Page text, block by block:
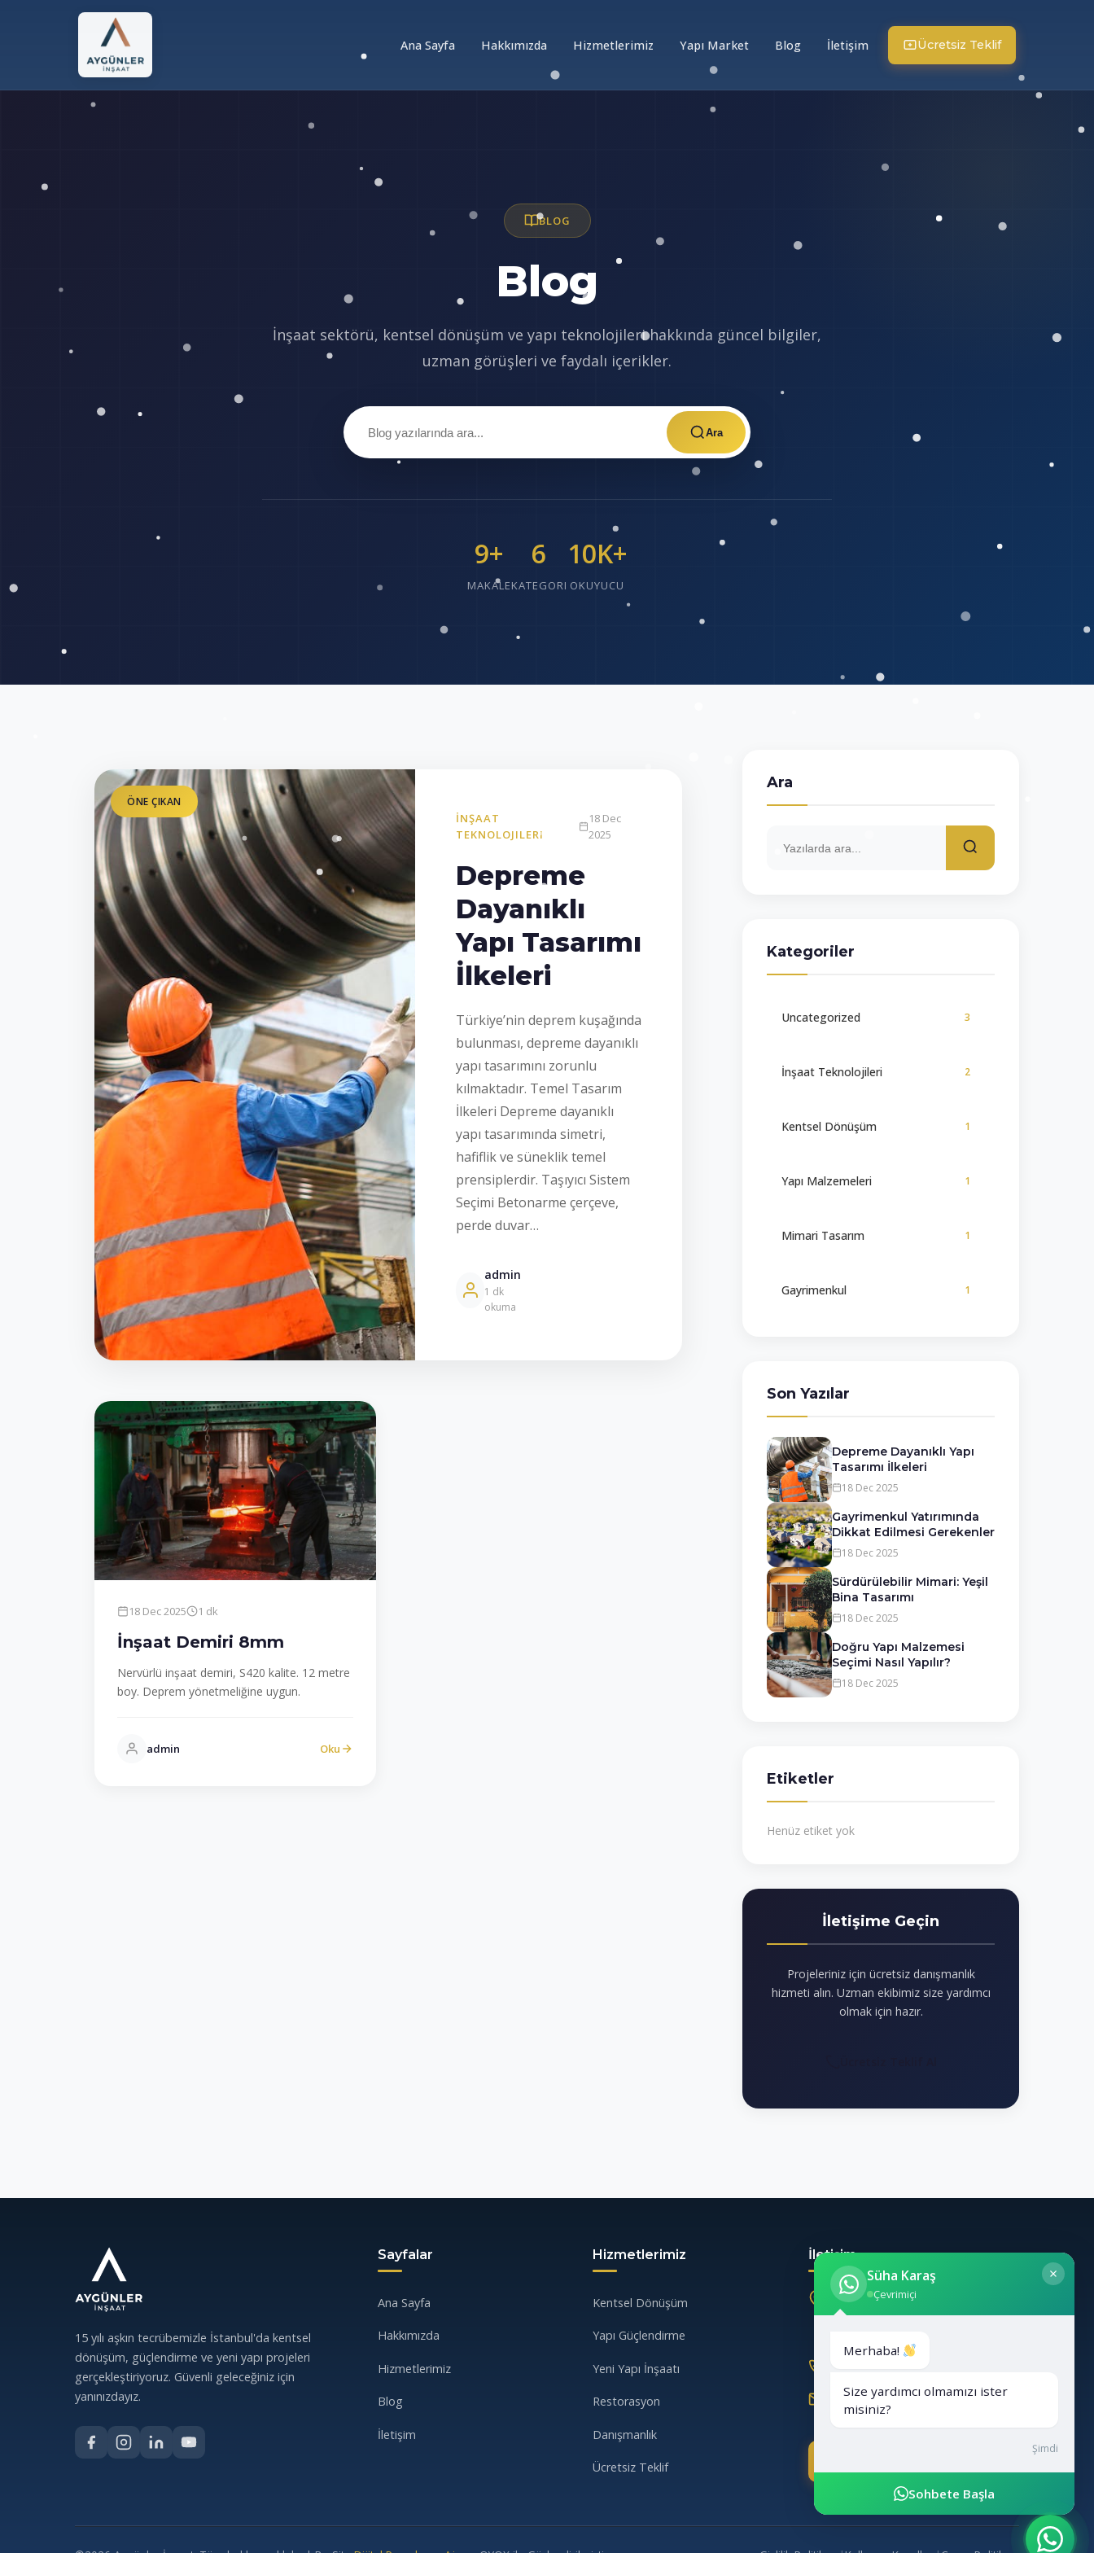
Ana Sayfa Hakkımızda Hizmetlerimiz Yapı Market Blog İletişim Ücretsiz Teklif
BLOG
Blog
İnşaat sektörü, kentsel dönüşüm ve yapı teknolojileri hakkında güncel bilgiler,
uzman görüşleri ve faydalı içerikler.
Ara
9+
MAKALE
6
KATEGORI
10K+
OKUYUCU
ÖNE ÇIKAN
İNŞAAT
TEKNOLOJILERI
18 Dec
2025
Depreme
Dayanıklı
Yapı Tasarımı
İlkeleri
Türkiye’nin deprem kuşağında
bulunması, depreme dayanıklı
yapı tasarımını zorunlu
kılmaktadır. Temel Tasarım
İlkeleri Depreme dayanıklı
yapı tasarımında simetri,
hafiflik ve süneklik temel
prensiplerdir. Taşıyıcı Sistem
Seçimi Betonarme çerçeve,
perde duvar…
admin
1 dk
okuma
18 Dec 2025 1 dk
İnşaat Demiri 8mm
Nervürlü inşaat demiri, S420 kalite. 12 metre
boy. Deprem yönetmeliğine uygun.
admin Oku
Ara
Kategoriler
Uncategorized 3
İnşaat Teknolojileri 2
Kentsel Dönüşüm 1
Yapı Malzemeleri 1
Mimari Tasarım 1
Gayrimenkul 1
Son Yazılar
Depreme Dayanıklı Yapı
Tasarımı İlkeleri
18 Dec 2025
Gayrimenkul Yatırımında
Dikkat Edilmesi Gerekenler
18 Dec 2025
Sürdürülebilir Mimari: Yeşil
Bina Tasarımı
18 Dec 2025
Doğru Yapı Malzemesi
Seçimi Nasıl Yapılır?
18 Dec 2025
Etiketler
Henüz etiket yok
İletişime Geçin
Projeleriniz için ücretsiz danışmanlık
hizmeti alın. Uzman ekibimiz size yardımcı
olmak için hazır.
15 yılı aşkın tecrübemizle İstanbul'da kentsel
dönüşüm, güçlendirme ve yeni yapı projeleri
gerçekleştiriyoruz. Güvenli geleceğiniz için
yanınızdayız.
Sayfalar
Ana Sayfa
Hakkımızda
Hizmetlerimiz
Blog
İletişim
Hizmetlerimiz
Kentsel Dönüşüm
Yapı Güçlendirme
Yeni Yapı İnşaatı
Restorasyon
Danışmanlık
Ücretsiz Teklif
İletişim
Cevizli Mah. Saraylar Cad.
Sakarya Sok. No:1 Kat:2 Ofis:4
0 (532) 694 29 20
aygunlergayrimenkul@gmail.com
Süha Karaş
Çevrimiçi
Merhaba!
Size yardımcı olmamızı ister
misiniz?
Şimdi
Sohbete Başla